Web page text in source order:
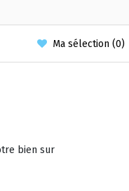
Ma sélection (0)
bien sur